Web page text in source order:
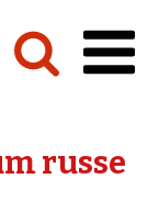
russe